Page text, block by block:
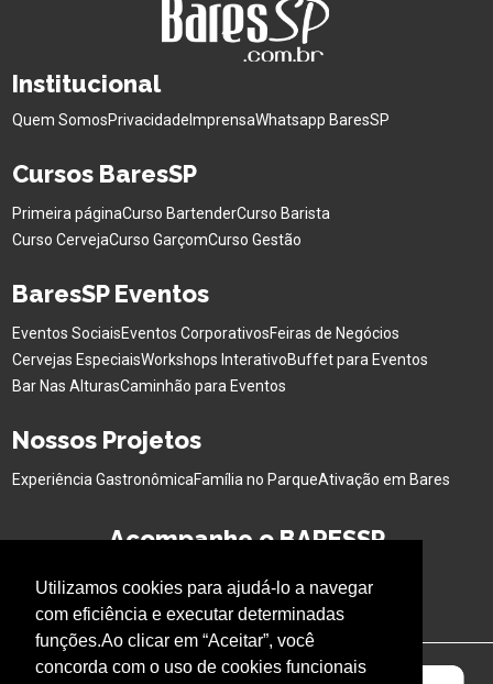
Utilizamos cookies para ajudá-lo a navegar
com eficiência e executar determinadas
funções.Ao clicar em “Aceitar”, você
concorda com o uso de cookies funcionais
Institucional
Quem SomosPrivacidade ImprensaWhatsapp BaresSP
Cursos BaresSP
Primeira páginaCurso BartenderCurso Barista
Curso CervejaCurso GarçomCurso Gestão
BaresSP Eventos
Eventos SociaisEventos CorporativosFeiras de Negócios
Cervejas EspeciaisWorkshops InterativoBuffet para Eventos
Bar Nas AlturasCaminhão para Eventos
Nossos Projetos
Experiência GastronômicaFamília no ParqueAtivação em Bares
Acompanhe o BARESSP